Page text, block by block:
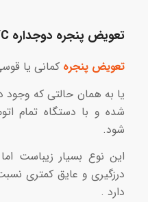
تعويض پنجره دوجداره UPVC کمانی
تعويض پنجره کمانی يا
یا به همان حالتی که
شده و با دستگاه تمام
شود.
این نوع بسیار زيباست
درزگيرى و عايق کمترى
دارد .